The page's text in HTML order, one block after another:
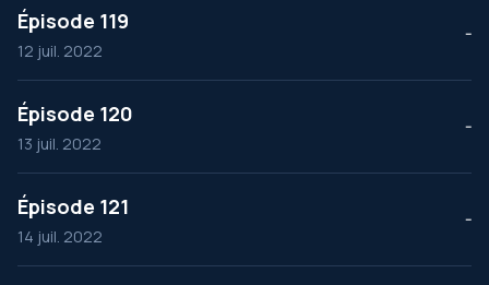
Épisode 119
12 juil. 2022
--
Épisode 120
13 juil. 2022
--
Épisode 121
14 juil. 2022
--